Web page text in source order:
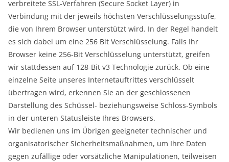
verbreitete SSL-Verfahren (Secure Socket Layer) in
Verbindung mit der jeweils höchsten Verschlüsselungsstufe,
die von Ihrem Browser unterstützt wird. In der Regel handelt
es sich dabei um eine 256 Bit Verschlüsselung. Falls Ihr
Browser keine 256-Bit Verschlüsselung unterstützt, greifen
wir stattdessen auf 128-Bit v3 Technologie zurück. Ob eine
einzelne Seite unseres Internetauftrittes verschlüsselt
übertragen wird, erkennen Sie an der geschlossenen
Darstellung des Schüssel- beziehungsweise Schloss-Symbols
in der unteren Statusleiste Ihres Browsers.
Wir bedienen uns im Übrigen geeigneter technischer und
organisatorischer Sicherheitsmaßnahmen, um Ihre Daten
gegen zufällige oder vorsätzliche Manipulationen, teilweisen